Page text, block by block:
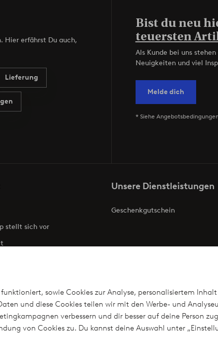
sowie Cookies zur Analyse, personalisiertem
und diese Cookies teilen wir mit den Werbe- und
verbessern und dir besser auf deine Person
von Cookies zu. Du kannst deine Auswahl unter
Hier erfährst Du auch,
Lieferung
Bist du neu
teuersten
Als Kunde bei uns
Neuigkeiten und viel
Melde dich
* Siehe
stellt sich vor
Unsere Dienstleistungen
Geschenkgutschein